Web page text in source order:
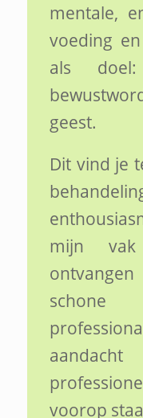
mentale,
voeding
als
geest.
Dit vind je
mijn
schone
voorop